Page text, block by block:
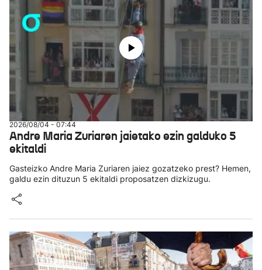
2026/08/04 - 07:44
Andre Maria Zuriaren jaietako ezin galduko 5
ekitaldi
Gasteizko Andre Maria Zuriaren jaiez gozatzeko prest? Hemen,
galdu ezin dituzun 5 ekitaldi proposatzen dizkizugu.